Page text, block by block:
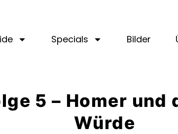
Specials Bilder
5 – Homer und
Würde